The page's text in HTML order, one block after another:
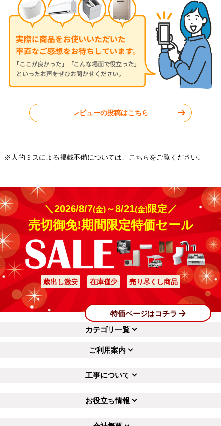
パナソニック ルームエアコン
CS-225DFL-W
東京都武蔵野市
パナソニック ルームエアコン
CS-284DFL-W
東京都練馬区
工事実績をもっと見る
レビューの投稿はこちら
※人的ミスによる掲載不備については、 こちらをご覧ください。
＼2026/8/7(金)～8/21(金)限定／
売切御免!期間限定特価セール
蔵出し激安 在庫僅少 売り尽くし商品
特価ページはコチラ
カテゴリ一覧
ご利用案内
工事について
お役立ち情報